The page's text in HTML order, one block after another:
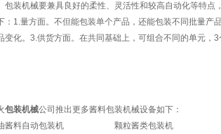
包装机械要兼具良好的柔性、灵活性和较高自动化等特
：1.量方面。不但能包装单个产品，还能包装不同批量
变化。3.供货方面。在共同基础上，可组合不同的单元
包装机械公司推出更多酱料包装机械设备如下：
酱料自动包装机
颗粒酱类包装机